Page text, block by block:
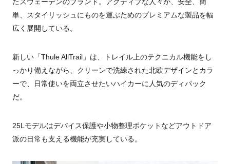
単、スタイリッシュにものを運ぶためのプレミアムな製品を幅
広く展開している。
新しい「Thule AllTrail」は、トレイル上のテクニカル機能をし
っかり備えながら、クリーンで洗練された北欧デザインとカラ
ーで、日常使いを両⽴させたいハイカーに人気のディパック
だ。
25Lモデルはデバイス保護や⼩物整理ポケットなどアウトドア
派の日常も支える機能が充実している。